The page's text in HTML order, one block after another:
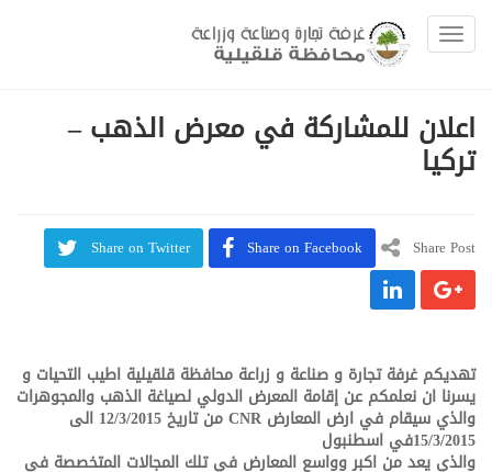
Toggle navigation
اعلان للمشاركة في معرض الذهب –
تركيا
Share Post
Share on Facebook
Share on Twitter
تهديكم غرفة تجارة و صناعة و زراعة محافظة قلقيلية اطيب التحيات و
يسرنا ان نعلمكم عن إقامة المعرض الدولي لصياغة الذهب والمجوهرات
والذي سيقام في ارض المعارض CNR من تاريخ 12/3/2015 الى
15/3/2015في اسطنبول
والذي يعد من اكبر وواسع المعارض في تلك المجالات المتخصصة في